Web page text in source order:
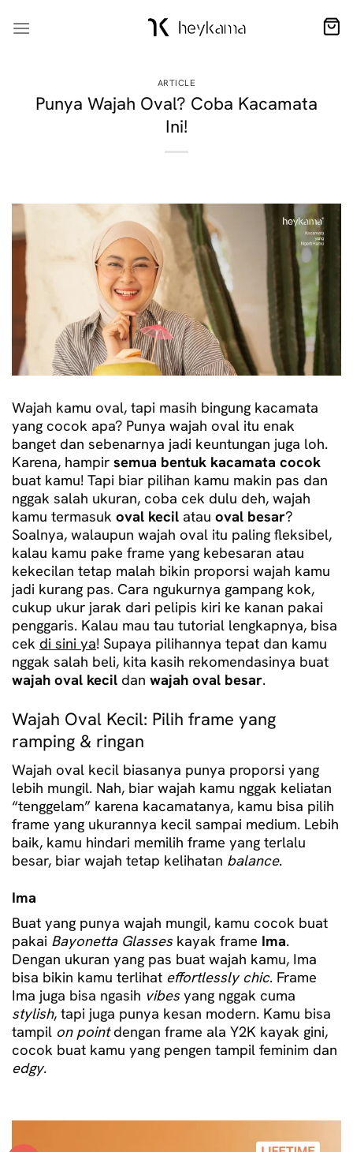
ARTICLE
Punya Wajah Oval? Coba Kacamata
Ini!
Wajah kamu oval, tapi masih bingung kacamata
yang cocok apa? Punya wajah oval itu enak
banget dan sebenarnya jadi keuntungan juga loh.
Karena, hampir semua bentuk kacamata cocok
buat kamu! Tapi biar pilihan kamu makin pas dan
nggak salah ukuran, coba cek dulu deh, wajah
kamu termasuk oval kecil atau oval besar?
Soalnya, walaupun wajah oval itu paling fleksibel,
kalau kamu pake frame yang kebesaran atau
kekecilan tetap malah bikin proporsi wajah kamu
jadi kurang pas. Cara ngukurnya gampang kok,
cukup ukur jarak dari pelipis kiri ke kanan pakai
penggaris. Kalau mau tau tutorial lengkapnya, bisa
cek di sini ya! Supaya pilihannya tepat dan kamu
nggak salah beli, kita kasih rekomendasinya buat
wajah oval kecil dan wajah oval besar.
Wajah Oval Kecil: Pilih frame yang
ramping & ringan
Wajah oval kecil biasanya punya proporsi yang
lebih mungil. Nah, biar wajah kamu nggak keliatan
“tenggelam” karena kacamatanya, kamu bisa pilih
frame yang ukurannya kecil sampai medium. Lebih
baik, kamu hindari memilih frame yang terlalu
besar, biar wajah tetap kelihatan balance.
Ima
Buat yang punya wajah mungil, kamu cocok buat
pakai Bayonetta Glasses kayak frame Ima.
Dengan ukuran yang pas buat wajah kamu, Ima
bisa bikin kamu terlihat effortlessly chic. Frame
Ima juga bisa ngasih vibesyang nggak cuma
stylish, tapi juga punya kesan modern. Kamu bisa
tampil on pointdengan frame ala Y2K kayak gini,
cocok buat kamu yang pengen tampil feminim dan
edgy.